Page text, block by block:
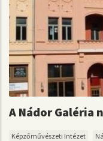
A Nádor Galéria
Képzőművészeti Intézet